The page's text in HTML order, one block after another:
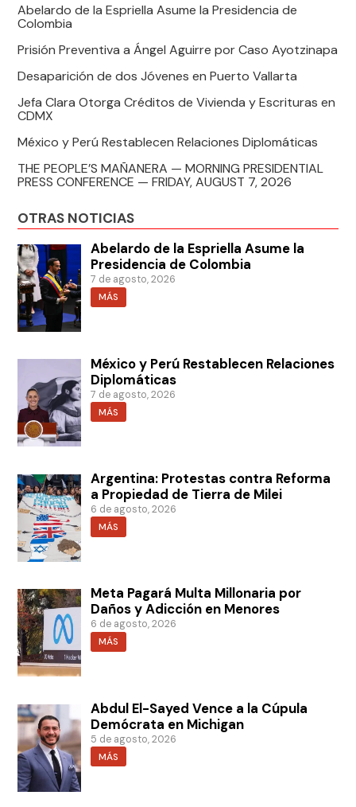
Abelardo de la Espriella Asume la Presidencia de
Colombia
Prisión Preventiva a Ángel Aguirre por Caso Ayotzinapa
Desaparición de dos Jóvenes en Puerto Vallarta
Jefa Clara Otorga Créditos de Vivienda y Escrituras en
CDMX
México y Perú Restablecen Relaciones Diplomáticas
THE PEOPLE’S MAÑANERA — MORNING PRESIDENTIAL
PRESS CONFERENCE — FRIDAY, AUGUST 7, 2026
OTRAS NOTICIAS
Abelardo de la Espriella Asume la
Presidencia de Colombia
7 de agosto, 2026
MÁS
México y Perú Restablecen Relaciones
Diplomáticas
7 de agosto, 2026
MÁS
Argentina: Protestas contra Reforma
a Propiedad de Tierra de Milei
6 de agosto, 2026
MÁS
Meta Pagará Multa Millonaria por
Daños y Adicción en Menores
6 de agosto, 2026
MÁS
Abdul El-Sayed Vence a la Cúpula
Demócrata en Michigan
5 de agosto, 2026
MÁS